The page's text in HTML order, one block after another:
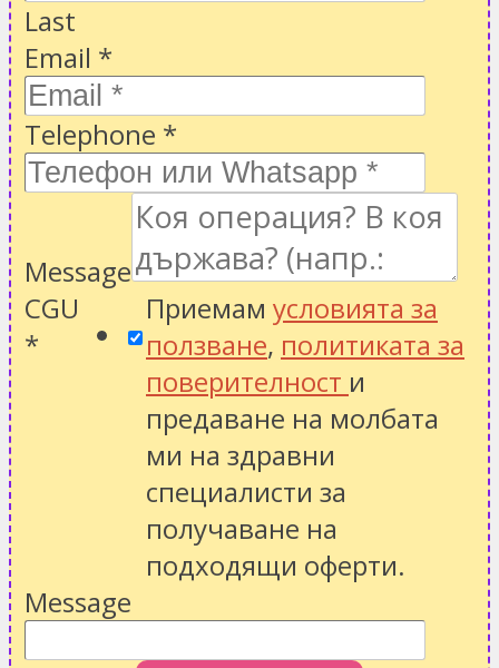
Last
Email *
Telephone *
Message
CGU
*
Приемам условията за
ползване, политиката за
поверителност и
предаване на молбата
ми на здравни
специалисти за
получаване на
подходящи оферти.
Message